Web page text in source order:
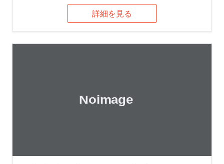
詳細を見る